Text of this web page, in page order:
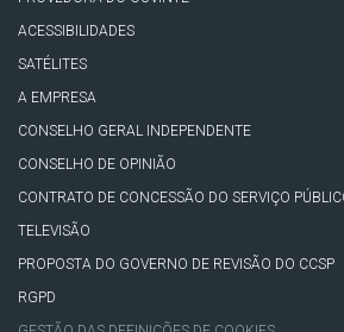
ACESSIBILIDADES
SATÉLITES
A EMPRESA
CONSELHO GERAL INDEPENDENTE
CONSELHO DE OPINIÃO
CONTRATO DE CONCESSÃO DO SERVIÇO
TELEVISÃO
PROPOSTA DO GOVERNO DE REVISÃO DO CCSP
RGPD